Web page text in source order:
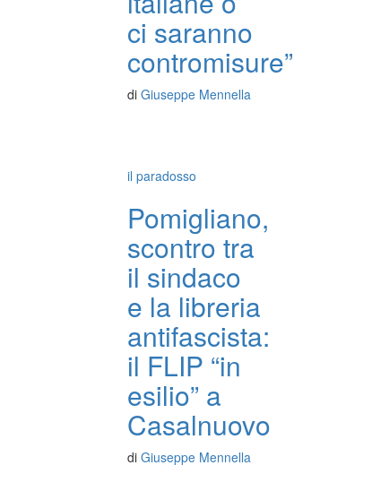
ci saranno
contromisure”
di Giuseppe Mennella
il paradosso
Pomigliano,
scontro tra
il sindaco
e la libreria
antifascista:
il FLIP “in
esilio” a
Casalnuovo
di Giuseppe Mennella